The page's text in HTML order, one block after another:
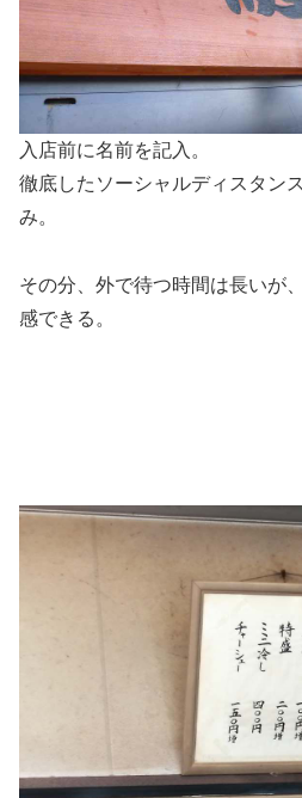
入店前に名前を記入。
徹底したソーシャルディスタン
み。
その分、外で待つ時間は長いが
感できる。